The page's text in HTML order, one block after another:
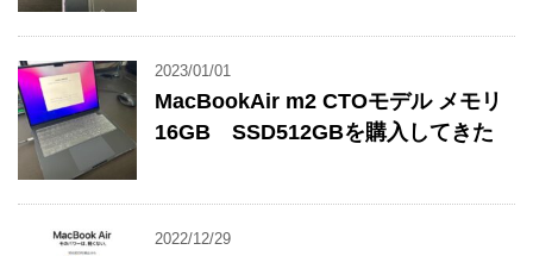
2023/01/01
MacBookAir m2 CTOモデル メモリ
16GB SSD512GBを購入してきた
2022/12/29